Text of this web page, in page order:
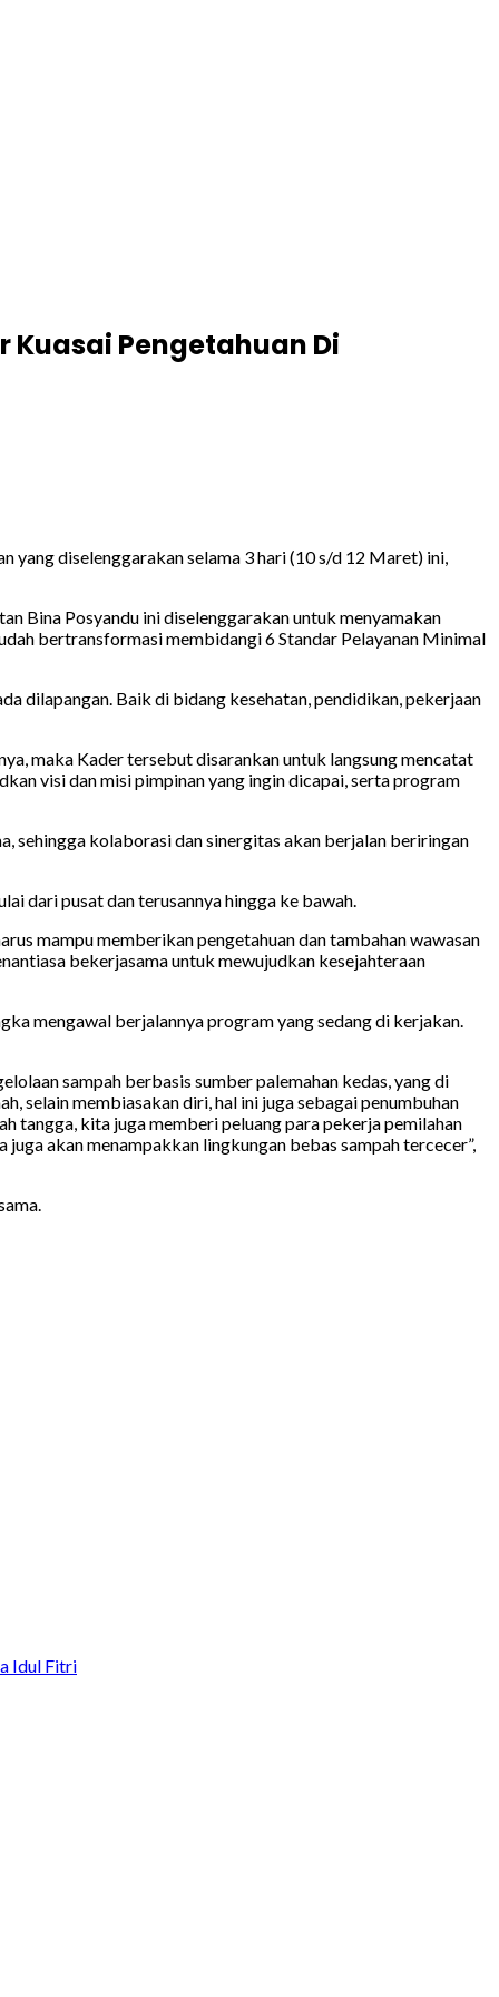
Kuasai Pengetahuan Di
yang diselenggarakan selama 3 hari (10 s/d 12 Maret) ini,
Bina Posyandu ini diselenggarakan untuk menyamakan
bertransformasi membidangi 6 Standar Pelayanan Minimal
dilapangan. Baik di bidang kesehatan, pendidikan, pekerjaan
maka Kader tersebut disarankan untuk langsung mencatat
visi dan misi pimpinan yang ingin dicapai, serta program
sehingga kolaborasi dan sinergitas akan berjalan beriringan
dari pusat dan terusannya hingga ke bawah.
mampu memberikan pengetahuan dan tambahan wawasan
bekerjasama untuk mewujudkan kesejahteraan
mengawal berjalannya program yang sedang di kerjakan.
sampah berbasis sumber palemahan kedas, yang di
selain membiasakan diri, hal ini juga sebagai penumbuhan
tangga, kita juga memberi peluang para pekerja pemilahan
akan menampakkan lingkungan bebas sampah tercecer”,
Idul Fitri